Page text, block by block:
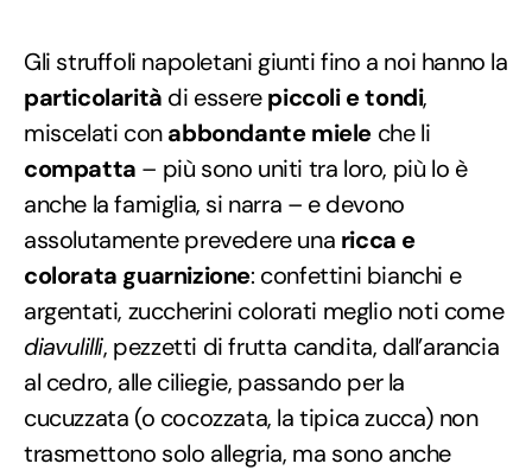
Gli struffoli napoletani giunti fino a noi hanno la
particolarità di esserepiccoli e tondi,
miscelati conabbondante miele che li
compatta – più sono uniti tra loro, più lo è
anche la famiglia, si narra – e devono
assolutamente prevedere una ricca e
colorata guarnizione: confettini bianchi e
argentati, zuccherini colorati meglio noti come
diavulilli, pezzetti di frutta candita, dall’arancia
al cedro, alle ciliegie, passando per la
cucuzzata (o cocozzata, la tipica zucca) non
trasmettono solo allegria, ma sono anche